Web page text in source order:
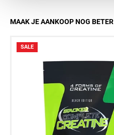
MAAK JE AANKOOP NOG BETER
SALE